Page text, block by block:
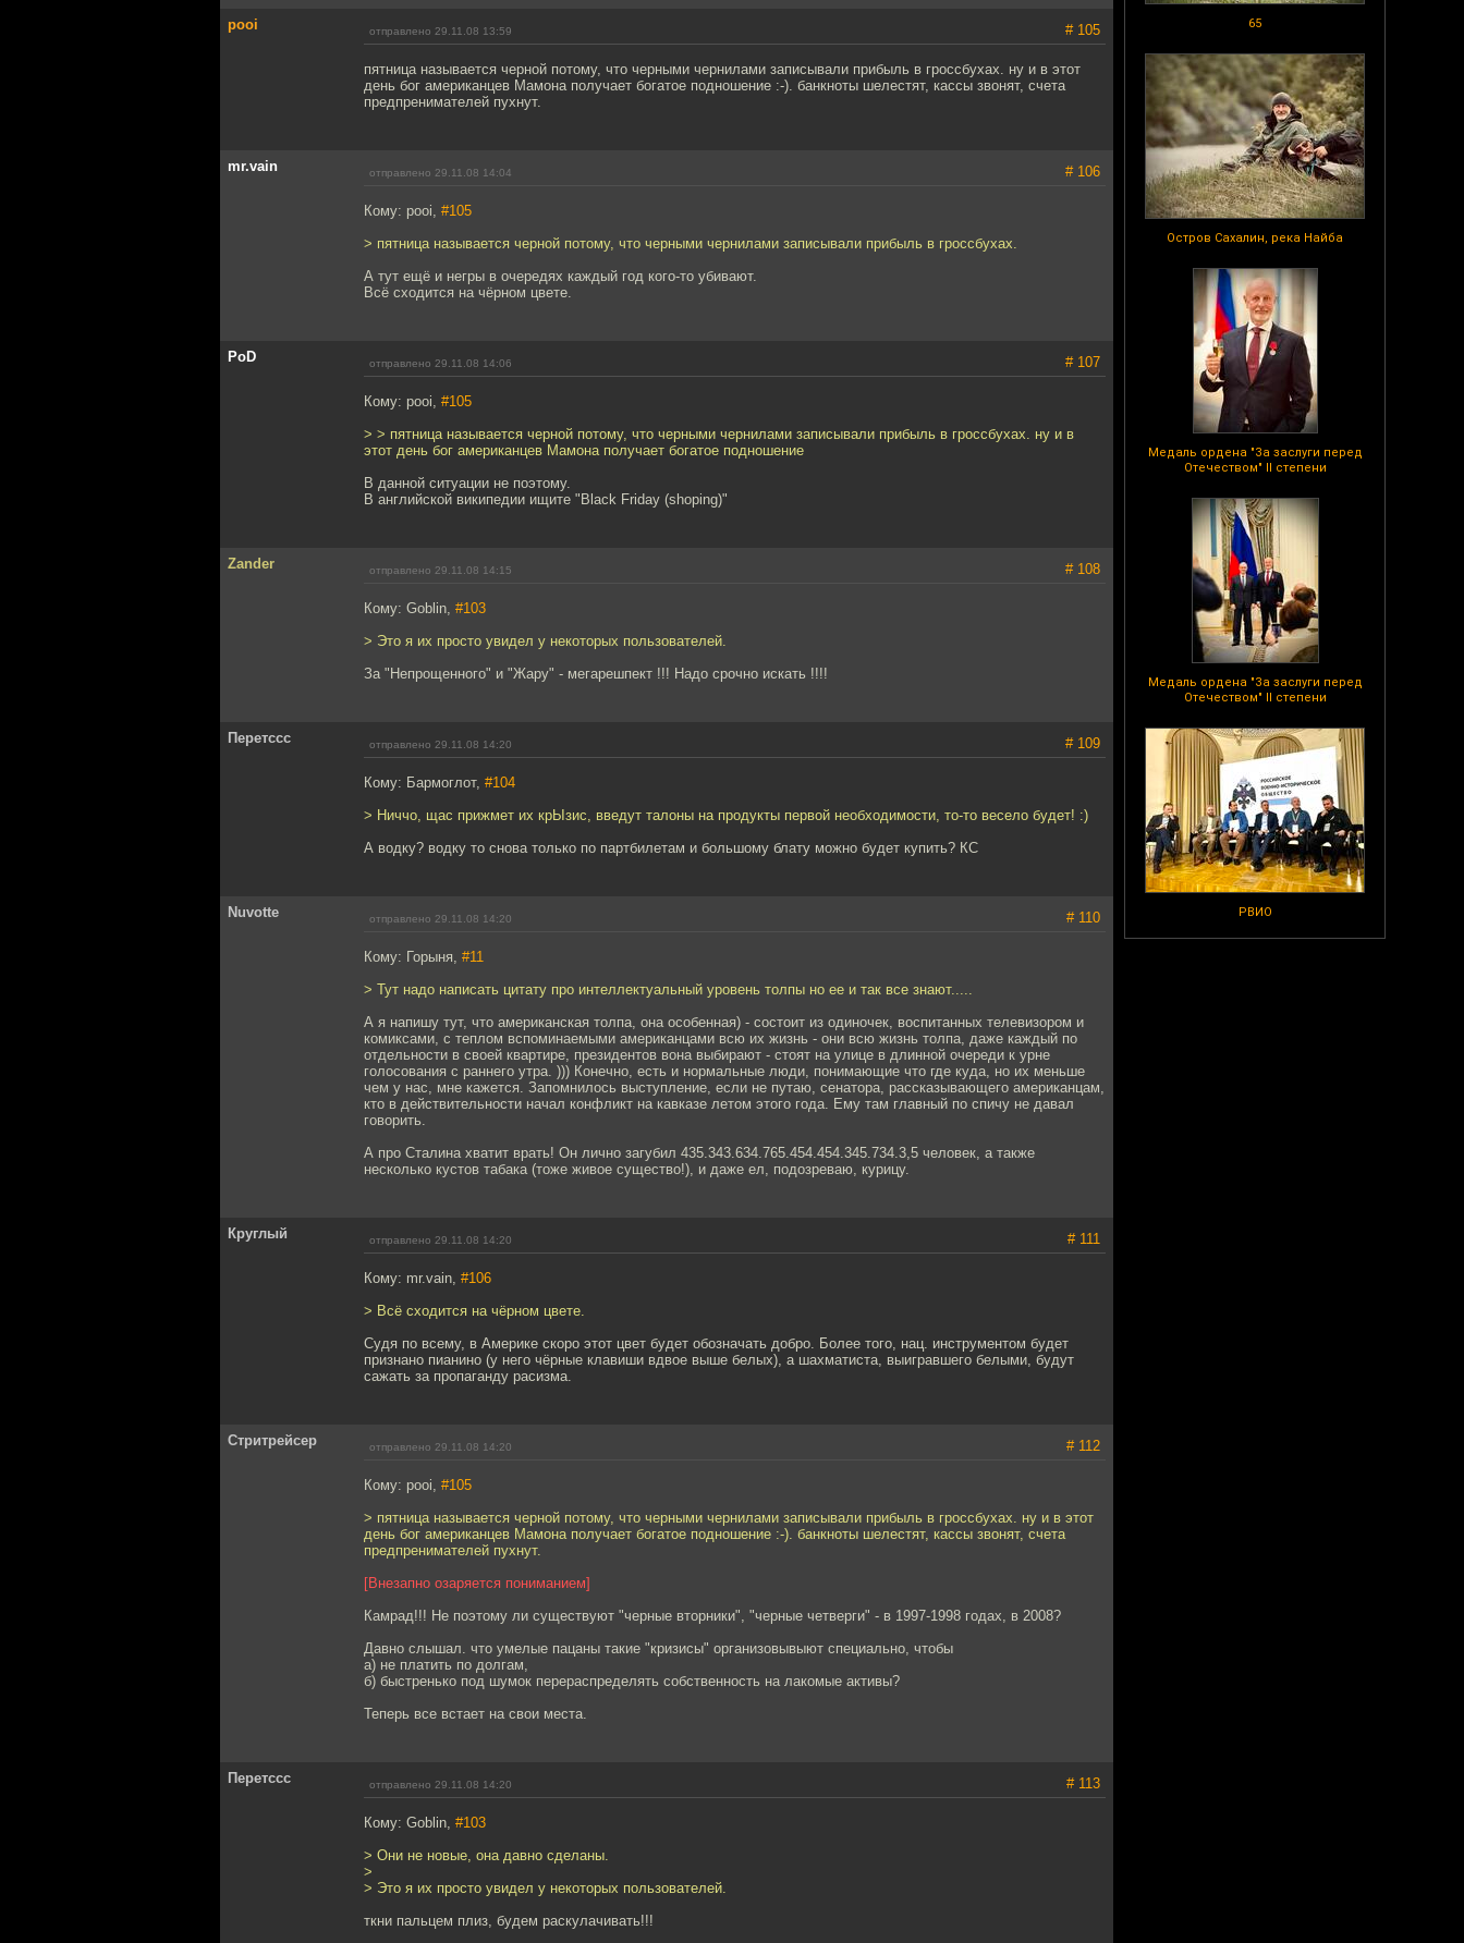
65
Остров Сахалин, река Найба
Медаль ордена "За заслуги перед
Отечеством" II степени
Медаль ордена "За заслуги перед
Отечеством" II степени
РВИО
pooi отправлено 29.11.08 13:59 # 105
пятница называется черной потому, что черными чернилами записывали прибыль в гроссбухах. ну и в этот
день бог американцев Мамона получает богатое подношение :-). банкноты шелестят, кассы звонят, счета
предпренимателей пухнут.
mr.vain отправлено 29.11.08 14:04 # 106
Кому: pooi, #105
> пятница называется черной потому, что черными чернилами записывали прибыль в гроссбухах.
А тут ещё и негры в очередях каждый год кого-то убивают.
Всё сходится на чёрном цвете.
PoD отправлено 29.11.08 14:06 # 107
Кому: pooi, #105
> > пятница называется черной потому, что черными чернилами записывали прибыль в гроссбухах. ну и в
этот день бог американцев Мамона получает богатое подношение
В данной ситуации не поэтому.
В английской википедии ищите "Black Friday (shoping)"
Zander отправлено 29.11.08 14:15 # 108
Кому: Goblin, #103
> Это я их просто увидел у некоторых пользователей.
За "Непрощенного" и "Жару" - мегарешпект !!! Надо срочно искать !!!!
Перетссс отправлено 29.11.08 14:20 # 109
Кому: Бармоглот, #104
> Ниччо, щас прижмет их крЫзис, введут талоны на продукты первой необходимости, то-то весело будет! :)
А водку? водку то снова только по партбилетам и большому блату можно будет купить? КС
Nuvotte отправлено 29.11.08 14:20 # 110
Кому: Горыня, #11
> Тут надо написать цитату про интеллектуальный уровень толпы но ее и так все знают.....
А я напишу тут, что американская толпа, она особенная) - состоит из одиночек, воспитанных телевизором и
комиксами, с теплом вспоминаемыми американцами всю их жизнь - они всю жизнь толпа, даже каждый по
отдельности в своей квартире, президентов вона выбирают - стоят на улице в длинной очереди к урне
голосования с раннего утра. ))) Конечно, есть и нормальные люди, понимающие что где куда, но их меньше
чем у нас, мне кажется. Запомнилось выступление, если не путаю, сенатора, рассказывающего американцам,
кто в действительности начал конфликт на кавказе летом этого года. Ему там главный по спичу не давал
говорить.
А про Сталина хватит врать! Он лично загубил 435.343.634.765.454.454.345.734.3,5 человек, а также
несколько кустов табака (тоже живое существо!), и даже ел, подозреваю, курицу.
Круглый отправлено 29.11.08 14:20 # 111
Кому: mr.vain, #106
> Всё сходится на чёрном цвете.
Судя по всему, в Америке скоро этот цвет будет обозначать добро. Более того, нац. инструментом будет
признано пианино (у него чёрные клавиши вдвое выше белых), а шахматиста, выигравшего белыми, будут
сажать за пропаганду расизма.
Стритрейсер отправлено 29.11.08 14:20 # 112
Кому: pooi, #105
> пятница называется черной потому, что черными чернилами записывали прибыль в гроссбухах. ну и в этот
день бог американцев Мамона получает богатое подношение :-). банкноты шелестят, кассы звонят, счета
предпренимателей пухнут.
[Внезапно озаряется пониманием]
Камрад!!! Не поэтому ли существуют "черные вторники", "черные четверги" - в 1997-1998 годах, в 2008?
Давно слышал. что умелые пацаны такие "кризисы" организовывыют специально, чтобы
а) не платить по долгам,
б) быстренько под шумок перераспределять собственность на лакомые активы?
Теперь все встает на свои места.
Перетссс отправлено 29.11.08 14:20 # 113
Кому: Goblin, #103
> Они не новые, она давно сделаны.
>
> Это я их просто увидел у некоторых пользователей.
ткни пальцем плиз, будем раскулачивать!!!